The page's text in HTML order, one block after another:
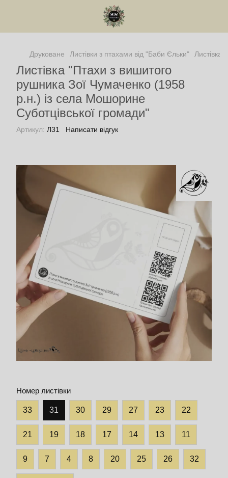
Друковане Листівки з птахами від "Баби Єльки" Листівка
Листівка "Птахи з вишитого
рушника Зої Чумаченко (1958
р.н.) із села Мошорине
Суботцівської громади"
Артикул: Л31 Написати відгук
Номер листівки
33 31 30 29 27 23 22
21 19 18 17 14 13 11
9 7 4 8 20 25 26 32